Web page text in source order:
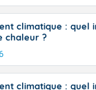
climatique : quel
chaleur ?
climatique : quel